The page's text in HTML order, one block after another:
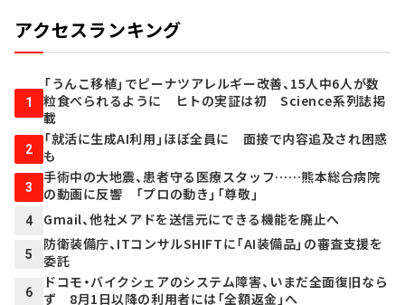
アクセスランキング
1
「うんこ移植」でピーナツアレルギー改善、15人中6人が数
粒食べられるように ヒトの実証は初 Science系列誌掲
載
2
「就活に生成AI利用」ほぼ全員に 面接で内容追及され困惑
も
3
手術中の大地震、患者守る医療スタッフ……熊本総合病院
の動画に反響 「プロの動き」「尊敬」
4 Gmail、他社メアドを送信元にできる機能を廃止へ
5
防衛装備庁、ITコンサルSHIFTに「AI装備品」の審査支援を
委託
6
ドコモ・バイクシェアのシステム障害、いまだ全面復旧なら
ず 8月1日以降の利用者には「全額返金」へ